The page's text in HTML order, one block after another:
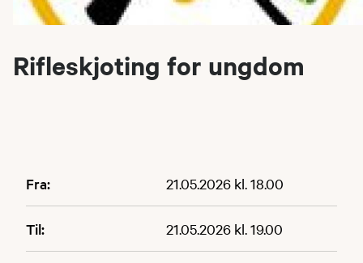
Rifleskjoting for ungdom
Fra: 21.05.2026 kl. 18.00
Til: 21.05.2026 kl. 19.00